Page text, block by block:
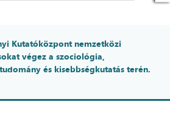
Kutatóközpont nemzetközi
végez a szociológia,
és kisebbségkutatás terén.